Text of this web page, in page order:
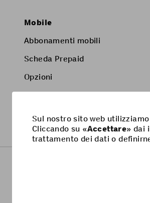
Pied
page
Mobile
Abbonamenti mobili
Scheda Prepaid
Opzioni
Sul nostro sito web utilizziamo
Cliccando su «Accettare» dai
trattamento dei dati o